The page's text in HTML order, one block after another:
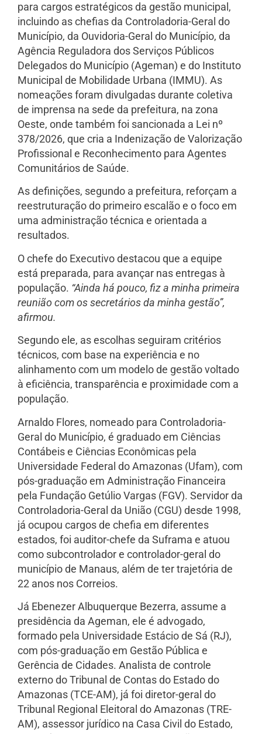
para cargos estratégicos da gestão municipal,
incluindo as chefias da Controladoria-Geral do
Município, da Ouvidoria-Geral do Município, da
Agência Reguladora dos Serviços Públicos
Delegados do Município (Ageman) e do Instituto
Municipal de Mobilidade Urbana (IMMU). As
nomeações foram divulgadas durante coletiva
de imprensa na sede da prefeitura, na zona
Oeste, onde também foi sancionada a Lei nº
378/2026, que cria a Indenização de Valorização
Profissional e Reconhecimento para Agentes
Comunitários de Saúde.
As definições, segundo a prefeitura, reforçam a
reestruturação do primeiro escalão e o foco em
uma administração técnica e orientada a
resultados.
O chefe do Executivo destacou que a equipe
está preparada, para avançar nas entregas à
população. “Ainda há pouco, fiz a minha primeira
reunião com os secretários da minha gestão”,
afirmou.
Segundo ele, as escolhas seguiram critérios
técnicos, com base na experiência e no
alinhamento com um modelo de gestão voltado
à eficiência, transparência e proximidade com a
população.
Arnaldo Flores, nomeado para Controladoria-
Geral do Município, é graduado em Ciências
Contábeis e Ciências Econômicas pela
Universidade Federal do Amazonas (Ufam), com
pós-graduação em Administração Financeira
pela Fundação Getúlio Vargas (FGV). Servidor da
Controladoria-Geral da União (CGU) desde 1998,
já ocupou cargos de chefia em diferentes
estados, foi auditor-chefe da Suframa e atuou
como subcontrolador e controlador-geral do
município de Manaus, além de ter trajetória de
22 anos nos Correios.
Já Ebenezer Albuquerque Bezerra, assume a
presidência da Ageman, ele é advogado,
formado pela Universidade Estácio de Sá (RJ),
com pós-graduação em Gestão Pública e
Gerência de Cidades. Analista de controle
externo do Tribunal de Contas do Estado do
Amazonas (TCE-AM), já foi diretor-geral do
Tribunal Regional Eleitoral do Amazonas (TRE-
AM), assessor jurídico na Casa Civil do Estado,